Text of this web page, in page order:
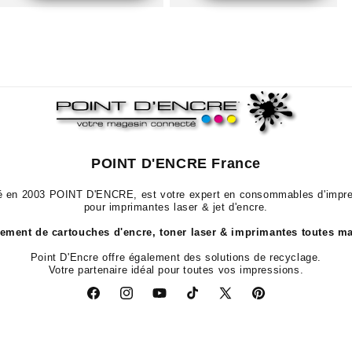
POINT D'ENCRE France
en 2003 POINT D'ENCRE, est votre expert en consommables
pour imprimantes laser & jet d'encre.
de cartouches d'encre, toner laser & imprimantes toutes
Point D'Encre offre également des solutions de recyclage.
Votre partenaire idéal pour toutes vos impressions.
FacebookInstagramYouTubeTikTok X
Pinterest